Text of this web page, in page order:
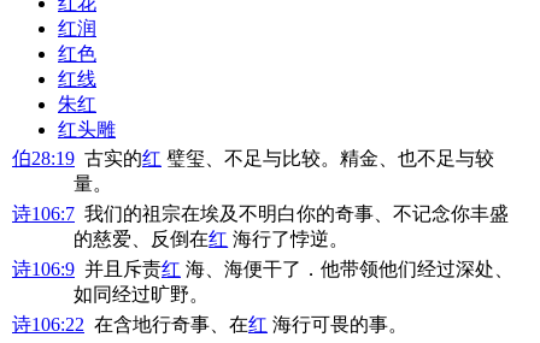
红润
红色
红线
朱红
红头雕
伯28:19 古实的红 璧玺、不足与比较。精金、也不足与较
量。
诗106:7 我们的祖宗在埃及不明白你的奇事、不记念你丰盛
的慈爱、反倒在红 海行了悖逆。
诗106:9 并且斥责红 海、海便干了．他带领他们经过深处、
如同经过旷野。
诗106:22 在含地行奇事、在红 海行可畏的事。